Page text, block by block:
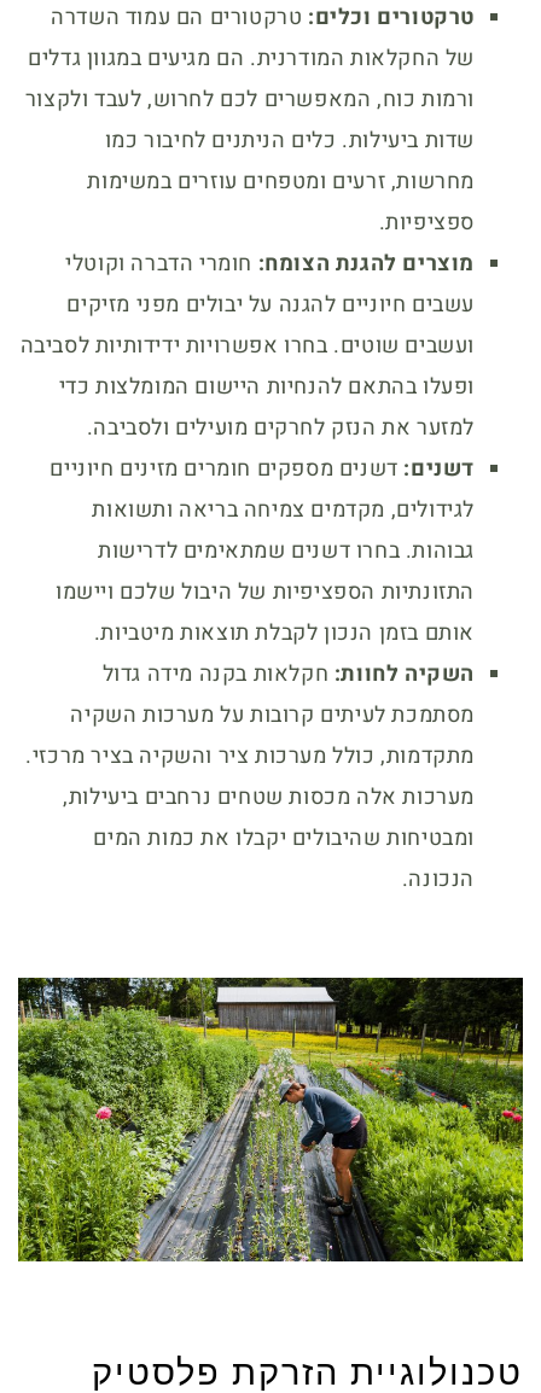
טרקטורים וכלים: טרקטורים הם עמוד השדרה
של החקלאות המודרנית. הם מגיעים במגוון גדלים
ורמות כוח, המאפשרים לכם לחרוש, לעבד ולקצור
שדות ביעילות. כלים הניתנים לחיבור כמו
מחרשות, זרעים ומטפחים עוזרים במשימות
ספציפיות.
מוצרים להגנת הצומח: חומרי הדברה וקוטלי
עשבים חיוניים להגנה על יבולים מפני מזיקים
ועשבים שוטים. בחרו אפשרויות ידידותיות לסביבה
ופעלו בהתאם להנחיות היישום המומלצות כדי
למזער את הנזק לחרקים מועילים ולסביבה.
דשנים: דשנים מספקים חומרים מזינים חיוניים
לגידולים, מקדמים צמיחה בריאה ותשואות
גבוהות. בחרו דשנים שמתאימים לדרישות
התזונתיות הספציפיות של היבול שלכם ויישמו
אותם בזמן הנכון לקבלת תוצאות מיטביות.
השקיה לחוות: חקלאות בקנה מידה גדול
מסתמכת לעיתים קרובות על מערכות השקיה
מתקדמות, כולל מערכות ציר והשקיה בציר מרכזי.
מערכות אלה מכסות שטחים נרחבים ביעילות,
ומבטיחות שהיבולים יקבלו את כמות המים
הנכונה.
טכנולוגיית הזרקת פלסטיק